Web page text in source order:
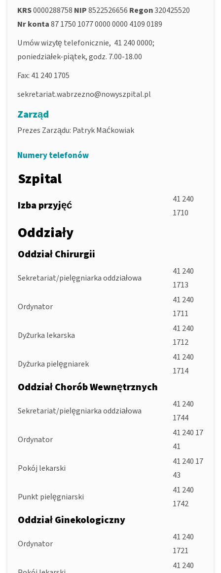
KRS0000288758 NIP8522526656 Regon320425520
Nr konta87 1750 1077 0000 0000 4109 0189
Umów wizytę telefonicznie, 41 240 0000;
poniedziałek-piątek, godz. 7.00-18.00
Fax: 41 240 1705
sekretariat.wabrzezno@nowyszpital.pl
Zarząd
Prezes Zarządu: Patryk Maćkowiak
Numery telefonów
Szpital
Izba przyjęć
41 240
1710
Oddziały
Oddział Chirurgii
Sekretariat/pielęgniarka oddziałowa
41 240
1713
Ordynator
41 240
1711
Dyżurka lekarska
41 240
1712
Dyżurka pielęgniarek
41 240
1714
Oddział Chorób Wewnętrznych
Sekretariat/pielęgniarka oddziałowa
41 240
1744
Ordynator
41 240 17
41
Pokój lekarski
41 240 17
43
Punkt pielęgniarski
41 240
1742
Oddział Ginekologiczny
Ordynator
41 240
1721
41 240